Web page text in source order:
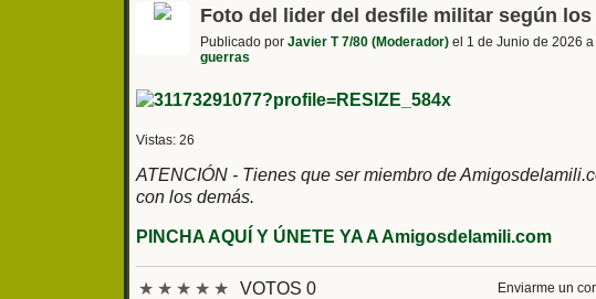
Foto del lider del desfile militar según
Publicado por Javier T 7/80 (Moderador) el 1 de Junio de 2026
guerras
Vistas: 26
ATENCIÓN - Tienes que ser miembro de
con los demás.
PINCHA AQUÍ Y ÚNETE YA A Amigosdelamili.com
★ ★ ★ ★ ★ VOTOS 0 Enviarme un